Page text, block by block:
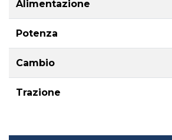
Alimentazione
Potenza
Cambio
Trazione